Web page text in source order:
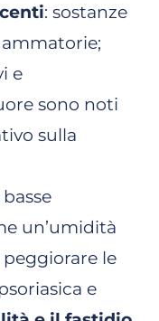
: sostanze
e
sono noti
sulla
basse
un’umidità
le
e